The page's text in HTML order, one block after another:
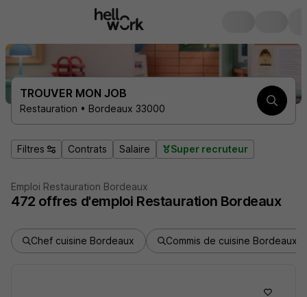
TROUVER MON JOB
Restauration • Bordeaux 33000
Filtres Contrats Salaire Super recruteur
Emploi Restauration Bordeaux
472 offres d'emploi Restauration Bordeaux
Chef cuisine Bordeaux Commis de cuisine Bordeaux